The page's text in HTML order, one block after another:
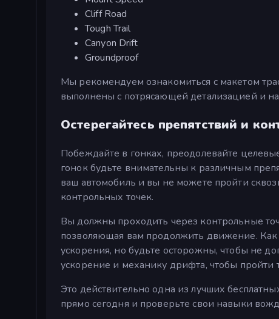
Cliff Road
Tough Trail
Canyon Drift
Groundproof
Мы рекомендуем ознакомиться с макетом
выполнены с потрясающей детализацией и
Остерегайтесь препятствий и
Побеждайте в гонках, преодолевайте
гонок будьте внимательны к различным
ваш автомобиль и вы не можете пройти
контрольных точек.
Вы должны проходить через контрольные
позволяющая вам продолжить движение. Как
ускорения, но будьте осторожны, чтобы не
ускорение и механику дрифта, чтобы пройти
Это действительно одна из лучших
прямо сегодня и проверьте свои навыки